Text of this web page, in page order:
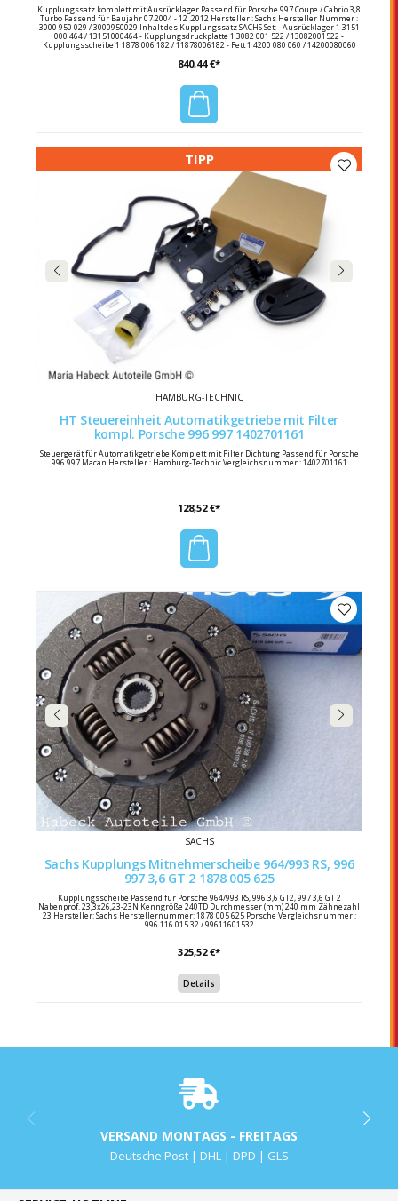
Kupplungssatz komplett mit Ausrücklager Passend für Porsche 997 Coupe / Cabrio 3,8
Turbo Passend für Baujahr 07.2004 - 12 .2012 Hersteller : Sachs Hersteller Nummer :
3000 950 029 / 3000950029 Inhalt des Kupplungssatz SACHS Set: - Ausrücklager 1 3151
000 464 / 13151000464 - Kupplungsdruckplatte 1 3082 001 522 / 13082001522 -
Kupplungsscheibe 1 1878 006 182 / 11878006182 - Fett 1 4200 080 060 / 14200080060
840,44 €*
TIPP
HAMBURG-TECHNIC
HT Steuereinheit Automatikgetriebe mit Filter
kompl. Porsche 996 997 1402701161
Steuergerät für Automatikgetriebe Komplett mit Filter Dichtung Passend für Porsche
996 997 Macan Hersteller : Hamburg-Technic Vergleichsnummer : 1402701161
128,52 €*
SACHS
Sachs Kupplungs Mitnehmerscheibe 964/993 RS, 996
997 3,6 GT 2 1878 005 625
Kupplungsscheibe Passend für Porsche 964/993 RS, 996 3,6 GT2, 997 3,6 GT 2
Nabenprof. 23,3x26,23-23N Kenngröße 240TD Durchmesser (mm) 240 mm Zähnezahl
23 Hersteller: Sachs Herstellernummer: 1878 005 625 Porsche Vergleichsnummer :
996 116 015 32 / 99611601532
325,52 €*
Details
VERSAND MONTAGS - FREITAGS
Deutsche Post | DHL | DPD | GLS